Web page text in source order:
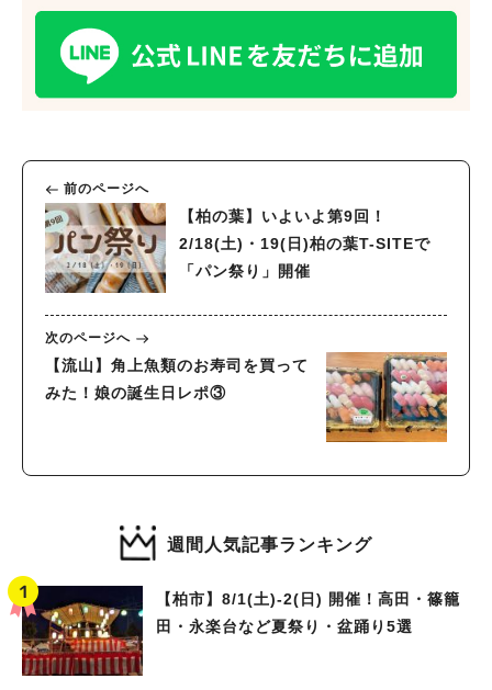
前のページへ
【柏の葉】いよいよ第9回！
2/18(土)・19(日)柏の葉T-SITEで
「パン祭り」開催
次のページへ
【流山】角上魚類のお寿司を買って
みた！娘の誕生日レポ③
週間人気記事ランキング
【柏市】8/1(土)‐2(日) 開催！高田・篠籠
田・永楽台など夏祭り・盆踊り5選